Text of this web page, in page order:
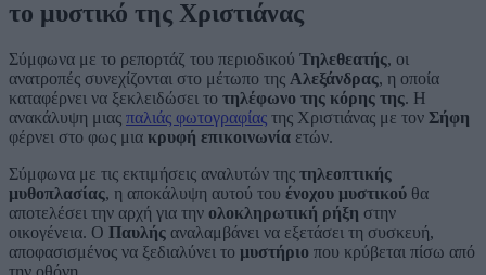
το μυστικό της Χριστιάνας
Σύμφωνα με το ρεπορτάζ του περιοδικού Τηλεθεατής, οι
ανατροπές συνεχίζονται στο μέτωπο της Αλεξάνδρας, η οποία
καταφέρνει να ξεκλειδώσει το τηλέφωνο της κόρης της. Η
ανακάλυψη μιας παλιάς φωτογραφίας της Χριστιάνας με τον Σήφη
φέρνει στο φως μια κρυφή επικοινωνία ετών.
Σύμφωνα με τις εκτιμήσεις αναλυτών της τηλεοπτικής
μυθοπλασίας, η αποκάλυψη αυτού του ένοχου μυστικού θα
αποτελέσει την αρχή για την ολοκληρωτική ρήξη στην
οικογένεια. Ο Παυλής αναλαμβάνει να εξετάσει τη συσκευή,
αποφασισμένος να ξεδιαλύνει το μυστήριο που κρύβεται πίσω από
την οθόνη.